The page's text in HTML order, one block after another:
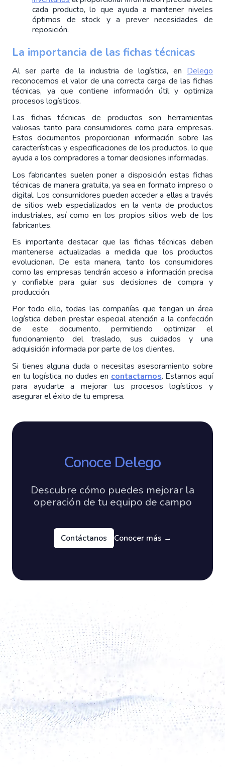
cada producto, lo que ayuda a mantener niveles
óptimos de stock y a prever necesidades de
reposición.
La importancia de las fichas técnicas
Al ser parte de la industria de logística, en Delego
reconocemos el valor de una correcta carga de las fichas
técnicas, ya que contiene información útil y optimiza
procesos logísticos.
Las fichas técnicas de productos son herramientas
valiosas tanto para consumidores como para empresas.
Estos documentos proporcionan información sobre las
características y especificaciones de los productos, lo que
ayuda a los compradores a tomar decisiones informadas.
Los fabricantes suelen poner a disposición estas fichas
técnicas de manera gratuita, ya sea en formato impreso o
digital. Los consumidores pueden acceder a ellas a través
de sitios web especializados en la venta de productos
industriales, así como en los propios sitios web de los
fabricantes.
Es importante destacar que las fichas técnicas deben
mantenerse actualizadas a medida que los productos
evolucionan. De esta manera, tanto los consumidores
como las empresas tendrán acceso a información precisa
y confiable para guiar sus decisiones de compra y
producción.
Por todo ello, todas las compañías que tengan un área
logística deben prestar especial atención a la confección
de este documento, permitiendo optimizar el
funcionamiento del traslado, sus cuidados y una
adquisición informada por parte de los clientes.
Si tienes alguna duda o necesitas asesoramiento sobre
en tu logística, no dudes en contactarnos. Estamos aquí
para ayudarte a mejorar tus procesos logísticos y
asegurar el éxito de tu empresa.
Conoce Delego
Descubre cómo puedes mejorar la
operación de tu equipo de campo
Contáctanos Conocer más →